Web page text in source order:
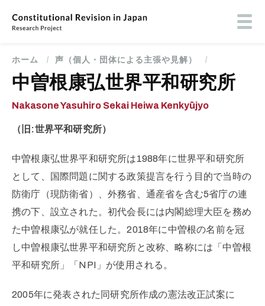
パ
ン
く
ず
ホーム / 声（個人・団体による主張や見解） /
中曽根康弘世界平和研究所
Nakasone Yasuhiro Sekai Heiwa Kenkyūjyo
（旧:世界平和研究所）
中曽根康弘世界平和研究所は1988年に世界平和研究所
として、国際問題に関する政策提言を行う目的で当時の
防衛庁（現防衛省）、外務省、通産省を含む5省庁の連
携の下、設立された。初代会長には内閣総理大臣を務め
た中曽根康弘が就任した。2018年に中曽根の名前を冠
し中曽根康弘世界平和研究所と改称、略称には「中曽根
平和研究所」「NPI」が使用される。
2005年に発表された同研究所作成の憲法改正試案に